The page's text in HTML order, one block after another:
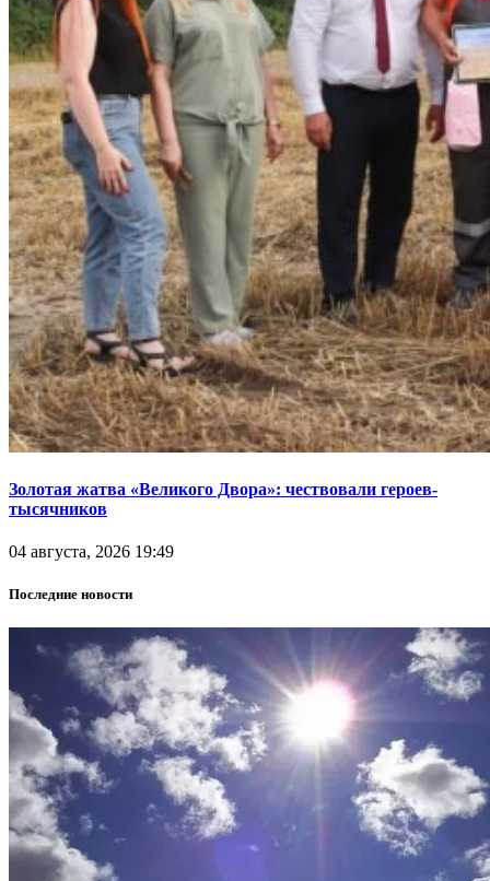
Золотая жатва «Великого Двора»: чествовали героев-
тысячников
04 августа, 2026 19:49
Последние новости